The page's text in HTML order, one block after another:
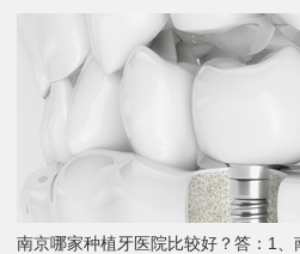
南京哪家种植牙医院比较好？答：1